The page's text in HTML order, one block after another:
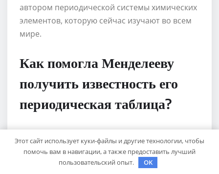
автором периодической системы химических
элементов, которую сейчас изучают во всем
мире.
Как помогла Менделееву
получить известность его
периодическая таблица?
систематизировать и классифицировать
химические элементы в соответствии с их
Этот сайт использует куки-файлы и другие технологии, чтобы
помочь вам в навигации, а также предоставить лучший
пользовательский опыт.
OK